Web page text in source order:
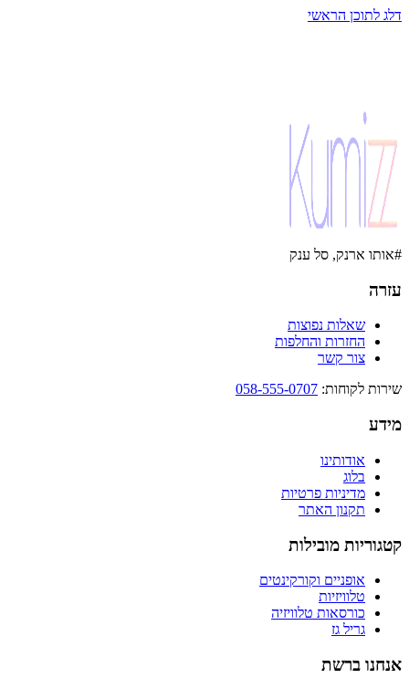
דלג לתוכן הראשי
#אותו ארנק, סל ענק
עזרה
שאלות נפוצות
החזרות והחלפות
צור קשר
שירות לקוחות:
058-555-0707
מידע
אודותינו
בלוג
מדיניות פרטיות
תקנון האתר
קטגוריות מובילות
אופניים וקורקינטים
טלוויזיות
כורסאות טלוויזיה
גריל גז
אנחנו ברשת